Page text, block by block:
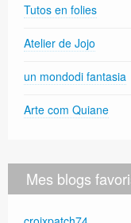
Tutos en folies
Atelier de Jojo
un mondodi fantasia
Arte com Quiane
Mes blogs